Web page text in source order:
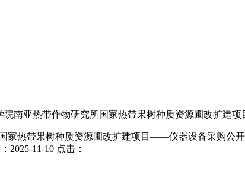
院南亚热带作物研究所国家热带果树种质资源圃改扩建
家热带果树种质资源圃改扩建项目——仪器设备采购公
2025-11-10 点击：